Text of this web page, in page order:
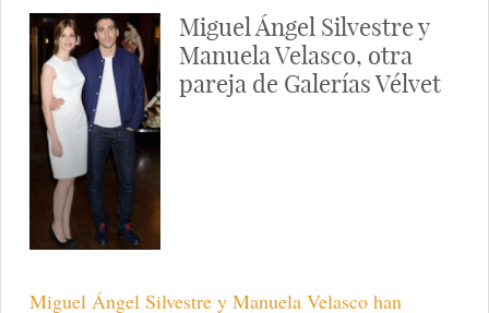
Miguel Ángel Silvestre y
Manuela Velasco, otra
pareja de Galerías Vélvet
Miguel Ángel Silvestre y Manuela Velasco han